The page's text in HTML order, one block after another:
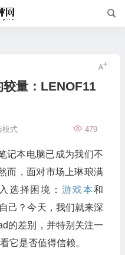
量：LENOF11
479
模式
记本电脑已成为我们不
而，面对市场上琳琅满
选择困境：游戏本和
己？今天，我们就来深
的差别，并特别关注一
它是否值得信赖。